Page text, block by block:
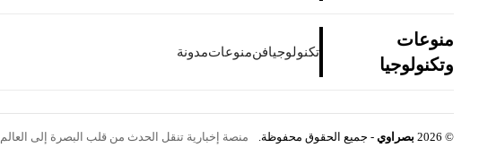
منوعات
وتكنولوجيا
تكنولوجيافنمنوعاتمدونة
© 2026 بصراوي - جميع الحقوق محفوظة. منصة إخبارية تنقل الحدث من قلب البصرة إلى العالم